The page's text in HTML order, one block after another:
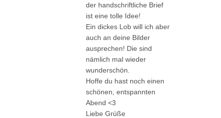
der handschriftliche Brief
ist eine tolle Idee!
Ein dickes Lob will ich aber
auch an deine Bilder
ausprechen! Die sind
nämlich mal wieder
wunderschön.
Hoffe du hast noch einen
schönen, entspannten
Abend <3
Liebe Grüße